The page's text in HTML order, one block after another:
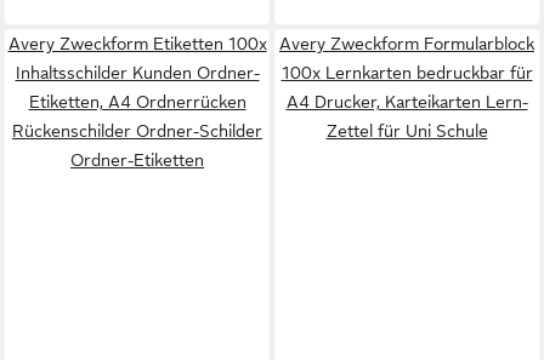
Avery Zweckform Etiketten 100x
Inhaltsschilder Kunden Ordner-
Etiketten, A4 Ordnerrücken
Rückenschilder Ordner-Schilder
Ordner-Etiketten
Avery Zweckform Formularblock
100x Lernkarten bedruckbar für
A4 Drucker, Karteikarten Lern-
Zettel für Uni Schule